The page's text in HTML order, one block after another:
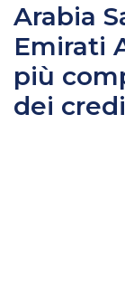
Arabia
Emirati
più
dei